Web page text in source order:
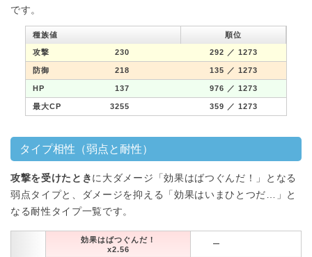
です。
種族値 順位
攻撃 230 292 ／ 1273
防御 218 135 ／ 1273
HP 137 976 ／ 1273
最大CP 3255 359 ／ 1273
タイプ相性（弱点と耐性）
攻撃を受けたとき に大ダメージ「効果はばつぐんだ！」となる
弱点タイプと、ダメージを抑える「効果はいまひとつだ…」と
なる耐性タイプ一覧です。
効果はばつぐんだ！
x2.56
ー